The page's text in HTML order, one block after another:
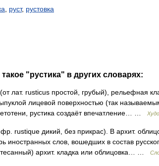
руст, рустовка
"рустика" в других словарях:
rusticus простой, грубый), рельефная
лицевой поверхностью (так
рустика создаёт впечатление… …
rustique дикий, без прикрас). В архит.
иностранных слов, вошедших в состав
архит. кладка или облицовка… …